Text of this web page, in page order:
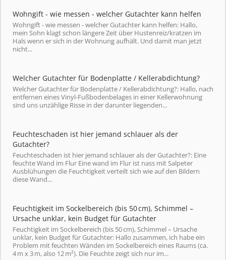
Wohngift - wie messen - welcher Gutachter kann helfen
Wohngift - wie messen - welcher Gutachter kann helfen: Hallo,
mein Sohn klagt schon längere Zeit über Hustenreiz/kratzen im
Hals wenn er sich in der Wohnung aufhält. Und damit man jetzt
nicht...
Welcher Gutachter für Bodenplatte / Kellerabdichtung?
Welcher Gutachter für Bodenplatte / Kellerabdichtung?: Hallo, nach
entfernen eines Vinyl-Fußbodenbelages in einer Kellerwohnung
sind uns unzählige Risse in der darunter liegenden...
Feuchteschaden ist hier jemand schlauer als der
Gutachter?
Feuchteschaden ist hier jemand schlauer als der Gutachter?: Eine
feuchte Wand im Flur Eine wand im Flur ist nass mit Salpeter
Ausblühungen die Feuchtigkeit verteilt sich wie auf den Bildern
diese Wand...
Feuchtigkeit im Sockelbereich (bis 50 cm), Schimmel –
Ursache unklar, kein Budget für Gutachter
Feuchtigkeit im Sockelbereich (bis 50 cm), Schimmel – Ursache
unklar, kein Budget für Gutachter: Hallo zusammen, ich habe ein
Problem mit feuchten Wänden im Sockelbereich eines Raums (ca.
4 m x 3 m, also 12 m²). Die Feuchte zeigt sich nur im...